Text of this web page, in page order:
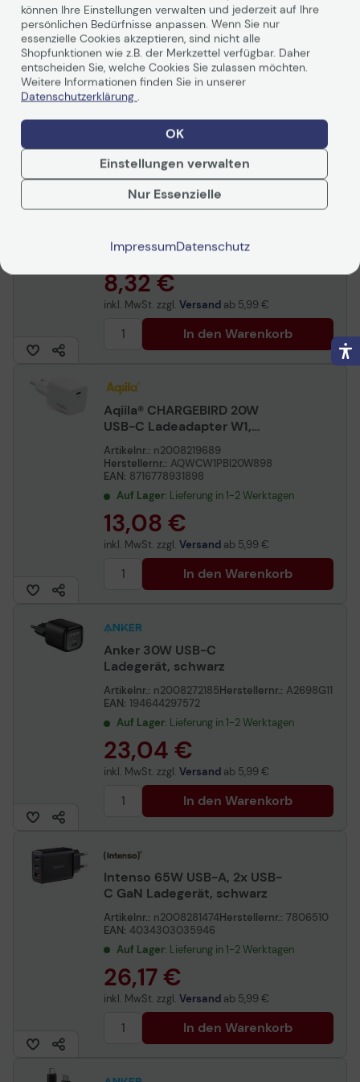
Anschluss, Silber Weiss
EAN: 5715685027550
Auf Lager: Lieferung in 1-2 Werktagen
16,91 €
inkl. MwSt. zzgl.Versandab5,99 €
MediaRange Induktive
Ladestation schwarz, 15
Watt
Artikel lieferbar in 1-3 Werktagen.
8,32 €
inkl. MwSt. zzgl. Versand ab 5,99 €
In den Warenkorb
Aqiila® CHARGEBIRD 20W
USB-C Ladeadapter W1,
weiß
Artikelnr.: n2008219689
Herstellernr.: AQWCW1PBI20W898
EAN: 8716778931898
Auf Lager: Lieferung in 1-2 Werktagen
13,08 €
inkl. MwSt. zzgl. Versand ab 5,99 €
In den Warenkorb
Anker 30W USB-C
Ladegerät, schwarz
Artikelnr.: n2008272185Herstellernr.: A2698G11
EAN: 194644297572
Auf Lager: Lieferung in 1-2 Werktagen
23,04 €
inkl. MwSt. zzgl. Versand ab 5,99 €
In den Warenkorb
Intenso 65W USB-A, 2x USB-
C GaN Ladegerät, schwarz
Artikelnr.: n2008281474Herstellernr.: 7806510
EAN: 4034303035946
Auf Lager: Lieferung in 1-2 Werktagen
26,17 €
inkl. MwSt. zzgl. Versand ab 5,99 €
In den Warenkorb
können Ihre Einstellungen verwalten und jederzeit auf Ihre
persönlichen Bedürfnisse anpassen. Wenn Sie nur
essenzielle Cookies akzeptieren, sind nicht alle
Shopfunktionen wie z.B. der Merkzettel verfügbar. Daher
entscheiden Sie, welche Cookies Sie zulassen möchten.
Weitere Informationen finden Sie in unserer
Datenschutzerklärung .
OK
Einstellungen verwalten
Nur Essenzielle
ImpressumDatenschutz